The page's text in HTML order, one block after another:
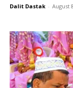
Dalit Dastak - August